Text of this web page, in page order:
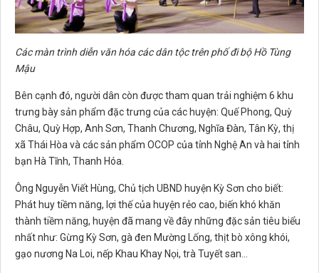
Các màn trình diễn văn hóa các dân tộc trên phố đi bộ Hồ Tùng
Mậu
Bên cạnh đó, người dân còn được tham quan trải nghiệm 6 khu
trưng bày sản phẩm đặc trưng của các huyện: Quế Phong, Quỳ
Châu, Quỳ Hợp, Anh Sơn, Thanh Chương, Nghĩa Đàn, Tân Kỳ, thị
xã Thái Hòa và các sản phẩm OCOP của tỉnh Nghệ An và hai tỉnh
bạn Hà Tĩnh, Thanh Hóa.
Ông Nguyễn Viết Hùng, Chủ tịch UBND huyện Kỳ Sơn cho biết:
Phát huy tiềm năng, lợi thế của huyện rẻo cao, biến khó khăn
thành tiềm năng, huyện đã mang về đây những đặc sản tiêu biểu
nhất như: Gừng Kỳ Sơn, gà đen Mường Lống, thịt bò xông khói,
gạo nương Na Loi, nếp Khau Khay Nọi, trà Tuyết san…